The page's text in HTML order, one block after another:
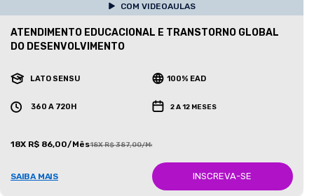
COM VIDEOAULAS
ATENDIMENTO EDUCACIONAL E TRANSTORNO GLOBAL
DO DESENVOLVIMENTO
LATO SENSU 100% EAD
360 A 720H 2 A 12 MESES
18X R$ 86,00/Mês18X R$ 387,00/Mês
SAIBA MAIS INSCREVA-SE